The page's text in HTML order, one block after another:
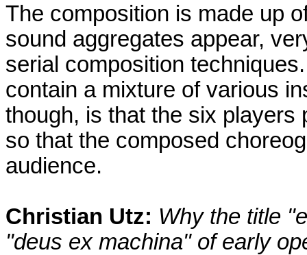
The composition is made up
sound aggregates appear,
serial composition
contain a mixture of various
though, is that the six players
so that the composed
audience.
Christian Utz: Why the title
"deus ex machina" of early